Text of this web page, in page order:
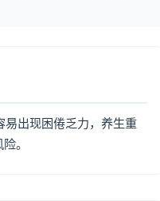
出现困倦乏力，养生重
。